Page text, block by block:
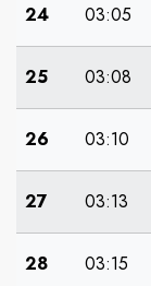
24 03:05
25 03:08
26 03:10
27 03:13
28 03:15